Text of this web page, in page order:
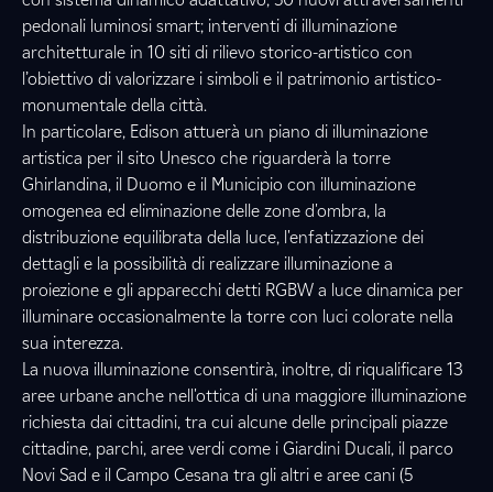
pedonali luminosi smart; interventi di illuminazione
architetturale in 10 siti di rilievo storico-artistico con
l’obiettivo di valorizzare i simboli e il patrimonio artistico-
monumentale della città.
In particolare, Edison attuerà un piano di illuminazione
artistica per il sito Unesco che riguarderà la torre
Ghirlandina, il Duomo e il Municipio con illuminazione
omogenea ed eliminazione delle zone d'ombra, la
distribuzione equilibrata della luce, l'enfatizzazione dei
dettagli e la possibilità di realizzare illuminazione a
proiezione e gli apparecchi detti RGBW a luce dinamica per
illuminare occasionalmente la torre con luci colorate nella
sua interezza.
La nuova illuminazione consentirà, inoltre, di riqualificare 13
aree urbane anche nell'ottica di una maggiore illuminazione
richiesta dai cittadini, tra cui alcune delle principali piazze
cittadine, parchi, aree verdi come i Giardini Ducali, il parco
Novi Sad e il Campo Cesana tra gli altri e aree cani (5